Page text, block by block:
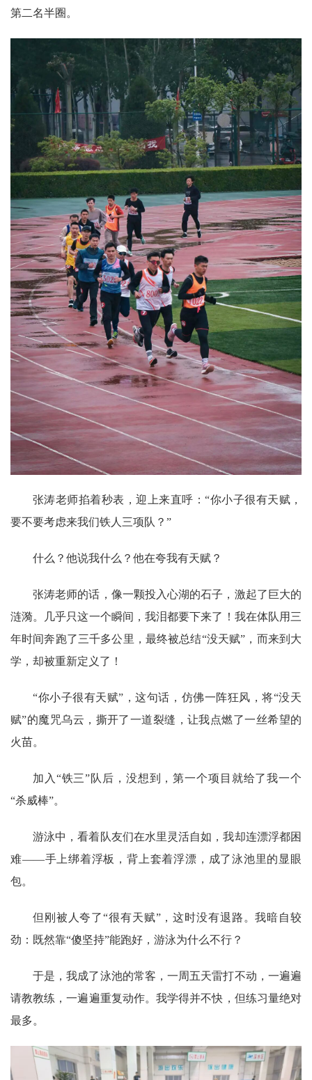
第二名半圈。
张涛老师掐着秒表，迎上来直呼：“你小子很有天赋，
要不要考虑来我们铁人三项队？”
什么？他说我什么？他在夸我有天赋？
张涛老师的话，像一颗投入心湖的石子，激起了巨大的
涟漪。几乎只这一个瞬间，我泪都要下来了！我在体队用三
年时间奔跑了三千多公里，最终被总结“没天赋”，而来到大
学，却被重新定义了！
“你小子很有天赋”，这句话，仿佛一阵狂风，将“没天
赋”的魔咒乌云，撕开了一道裂缝，让我点燃了一丝希望的
火苗。
加入“铁三”队后，没想到，第一个项目就给了我一个
“杀威棒”。
游泳中，看着队友们在水里灵活自如，我却连漂浮都困
难——手上绑着浮板，背上套着浮漂，成了泳池里的显眼
包。
但刚被人夸了“很有天赋”，这时没有退路。我暗自较
劲：既然靠“傻坚持”能跑好，游泳为什么不行？
于是，我成了泳池的常客，一周五天雷打不动，一遍遍
请教教练，一遍遍重复动作。我学得并不快，但练习量绝对
最多。